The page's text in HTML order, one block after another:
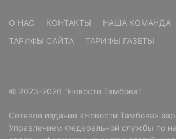
О НАС КОНТАКТЫ НАША КОМАНДА
ТАРИФЫ САЙТА
ТАРИФЫ ГАЗЕТЫ
© 2023-2026 "Новости Тамбова"
Сетевое издание «Новости Тамбова»
Управлением Федеральной службы по